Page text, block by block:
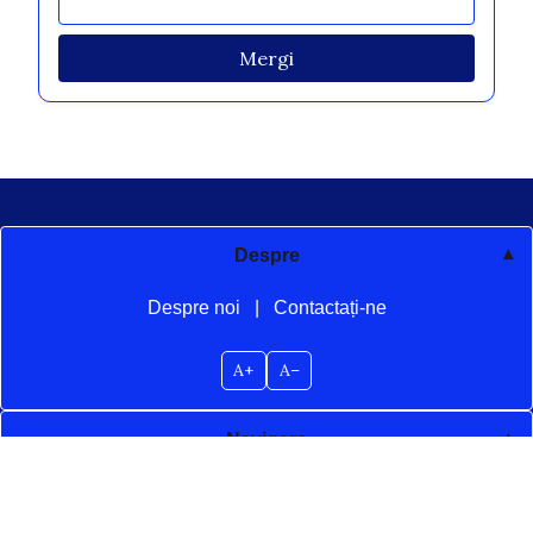
Mergi
Despre
Despre noi Contactați-ne
A+ A–
Navigare